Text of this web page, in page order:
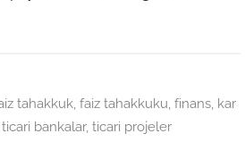
tahakkuk, faiz tahakkuku, finans, kar
ticari bankalar, ticari projeler